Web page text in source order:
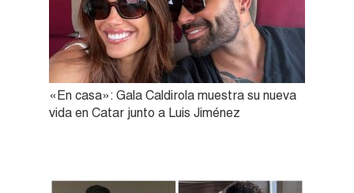
«En casa»: Gala Caldirola muestra su nueva
vida en Catar junto a Luis Jiménez